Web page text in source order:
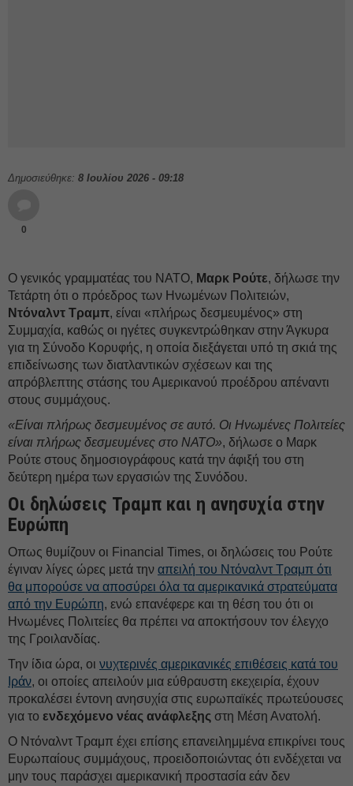
Δημοσιεύθηκε: 8 Ιουλίου 2026 - 09:18
0
Ο γενικός γραμματέας του ΝΑΤΟ, Μαρκ Ρούτε, δήλωσε την
Τετάρτη ότι ο πρόεδρος των Ηνωμένων Πολιτειών,
Ντόναλντ Τραμπ, είναι «πλήρως δεσμευμένος» στη
Συμμαχία, καθώς οι ηγέτες συγκεντρώθηκαν στην Άγκυρα
για τη Σύνοδο Κορυφής, η οποία διεξάγεται υπό τη σκιά της
επιδείνωσης των διατλαντικών σχέσεων και της
απρόβλεπτης στάσης του Αμερικανού προέδρου απέναντι
στους συμμάχους.
«Είναι πλήρως δεσμευμένος σε αυτό. Οι Ηνωμένες Πολιτείες
είναι πλήρως δεσμευμένες στο ΝΑΤΟ», δήλωσε ο Μαρκ
Ρούτε στους δημοσιογράφους κατά την άφιξή του στη
δεύτερη ημέρα των εργασιών της Συνόδου.
Οι δηλώσεις Τραμπ και η ανησυχία στην
Ευρώπη
Οπως θυμίζουν οι Financial Times, οι δηλώσεις του Ρούτε
έγιναν λίγες ώρες μετά την απειλή του Ντόναλντ Τραμπ ότι
θα μπορούσε να αποσύρει όλα τα αμερικανικά στρατεύματα
από την Ευρώπη, ενώ επανέφερε και τη θέση του ότι οι
Ηνωμένες Πολιτείες θα πρέπει να αποκτήσουν τον έλεγχο
της Γροιλανδίας.
Την ίδια ώρα, οι νυχτερινές αμερικανικές επιθέσεις κατά του
Ιράν, οι οποίες απειλούν μια εύθραυστη εκεχειρία, έχουν
προκαλέσει έντονη ανησυχία στις ευρωπαϊκές πρωτεύουσες
για το ενδεχόμενο νέας ανάφλεξης στη Μέση Ανατολή.
Ο Ντόναλντ Τραμπ έχει επίσης επανειλημμένα επικρίνει τους
Ευρωπαίους συμμάχους, προειδοποιώντας ότι ενδέχεται να
μην τους παράσχει αμερικανική προστασία εάν δεν